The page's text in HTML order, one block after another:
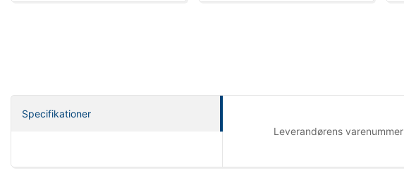
Specifikationer
Leverandørens varenummer